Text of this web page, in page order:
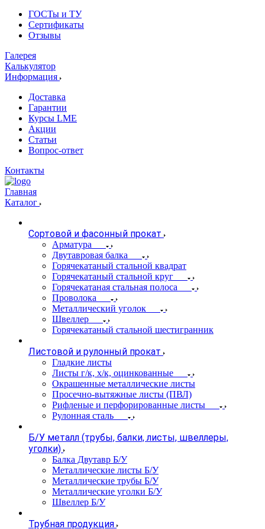
ГОСТы и ТУ
Сертификаты
Отзывы
Галерея
Калькулятор
Информация
Доставка
Гарантии
Курсы LME
Акции
Статьи
Вопрос-ответ
Контакты
Главная
Каталог
Сортовой и фасонный прокат
Арматура
Двутавровая балка
Горячекатаный стальной квадрат
Горячекатаный стальной круг
Горячекатаная стальная полоса
Проволока
Металлический уголок
Швеллер
Горячекатаный стальной шестигранник
Листовой и рулонный прокат
Гладкие листы
Листы г/к, х/к, оцинкованные
Окрашенные металлические листы
Просечно-вытяжные листы (ПВЛ)
Рифленые и перфорированные листы
Рулонная сталь
Б/У металл (трубы, балки, листы, швеллеры,
уголки)
Балка Двутавр Б/У
Металлические листы Б/У
Металлические трубы Б/У
Металлические уголки Б/У
Швеллер Б/У
Трубная продукция